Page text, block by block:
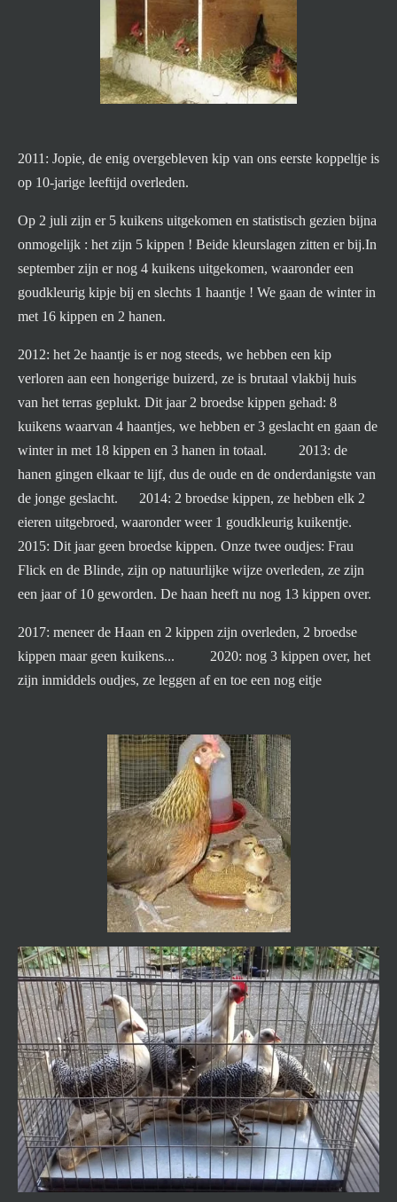
2011: Jopie, de enig overgebleven kip van ons eerste koppeltje is
op 10-jarige leeftijd overleden.
Op 2 juli zijn er 5 kuikens uitgekomen en statistisch gezien bijna
onmogelijk : het zijn 5 kippen ! Beide kleurslagen zitten er bij.In
september zijn er nog 4 kuikens uitgekomen, waaronder een
goudkleurig kipje bij en slechts 1 haantje ! We gaan de winter in
met 16 kippen en 2 hanen.
2012: het 2e haantje is er nog steeds, we hebben een kip
verloren aan een hongerige buizerd, ze is brutaal vlakbij huis
van het terras geplukt. Dit jaar 2 broedse kippen gehad: 8
kuikens waarvan 4 haantjes, we hebben er 3 geslacht en gaan de
winter in met 18 kippen en 3 hanen in totaal. 2013: de
hanen gingen elkaar te lijf, dus de oude en de onderdanigste van
de jonge geslacht. 2014: 2 broedse kippen, ze hebben elk 2
eieren uitgebroed, waaronder weer 1 goudkleurig kuikentje.
2015: Dit jaar geen broedse kippen. Onze twee oudjes: Frau
Flick en de Blinde, zijn op natuurlijke wijze overleden, ze zijn
een jaar of 10 geworden. De haan heeft nu nog 13 kippen over.
2017: meneer de Haan en 2 kippen zijn overleden, 2 broedse
kippen maar geen kuikens... 2020: nog 3 kippen over, het
zijn inmiddels oudjes, ze leggen af en toe een nog eitje